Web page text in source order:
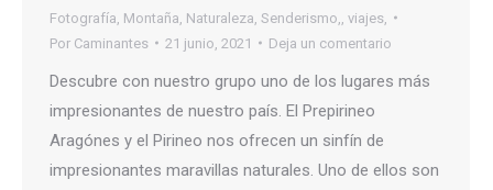
Fotografía Montaña Naturaleza Senderismo,
viajes,
Por Caminantes 21 junio, 2021 Deja un comentario
Descubre con nuestro grupo uno de los lugares más
impresionantes de nuestro país. El Prepirineo
Aragónes y el Pirineo nos ofrecen un sinfín de
impresionantes maravillas naturales. Uno de ellos son